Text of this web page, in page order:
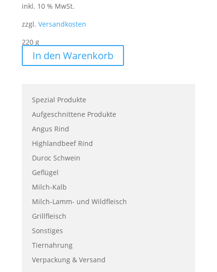
inkl. 10 % MwSt.
zzgl. Versandkosten
220 g
In den Warenkorb
Spezial Produkte
Aufgeschnittene Produkte
Angus Rind
Highlandbeef Rind
Duroc Schwein
Geflügel
Milch-Kalb
Milch-Lamm- und Wildfleisch
Grillfleisch
Sonstiges
Tiernahrung
Verpackung & Versand